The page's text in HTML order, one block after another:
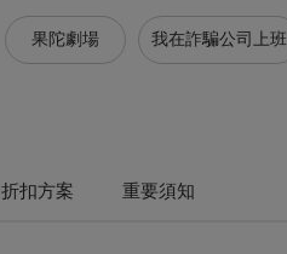
果陀劇場 我在詐騙公司上班
折扣方案 重要須知